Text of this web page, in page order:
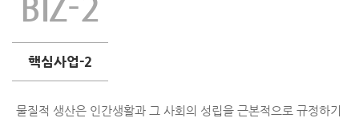
BIZ-2
핵심사업-2
물질적 생산은 인간생활과 그 사회의 성립을 근본적으로 규정하기